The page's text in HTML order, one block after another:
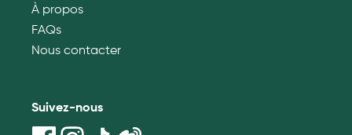
À propos
FAQs
Nous contacter
Suivez-nous